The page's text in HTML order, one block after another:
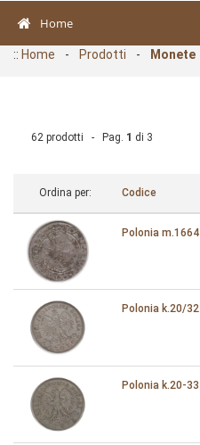
Home
:: Home - Prodotti - Monete
62 prodotti - Pag. 1 di 3
Ordina per: Codice
Polonia m.1664
Polonia k.20/32
Polonia k.20-33